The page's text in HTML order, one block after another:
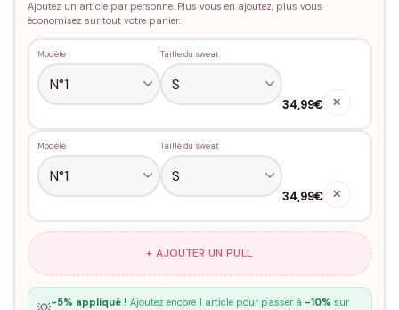
Ajoutez un article par personne. Plus vous en ajoutez, plus vous
économisez sur tout votre panier.
Modèle Taille du sweat
34,99€ ✕
Modèle Taille du sweat
34,99€ ✕
+ AJOUTER UN PULL
-5% appliqué ! Ajoutez encore 1 article pour passer à -10% sur